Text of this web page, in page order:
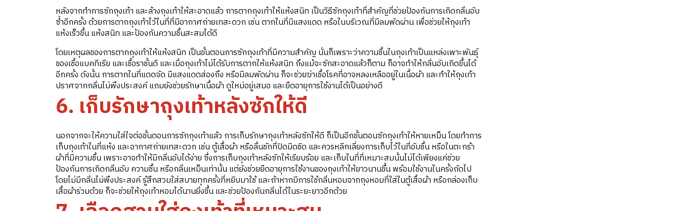
หลังจากทำการซักถุงเท้า และล้างถุงเท้าให้สะอาดแล้ว การตากถุงเท้าให้แห้งสนิท เป็นวิธีซักถุงเท้าที่สำคัญที่ช่วยป้องกันการเกิดกลิ่นอับ
ซ้ำอีกครั้ง ด้วยการตากถุงเท้าไว้ในที่ที่มีอากาศถ่ายเทสะดวก เช่น ตากในที่มีแสงแดด หรือในบริเวณที่มีลมพัดผ่าน เพื่อช่วยให้ถุงเท้า
แห้งเร็วขึ้น แห้งสนิท และป้องกันความชื้นสะสมได้ดี
โดยเหตุผลของการตากถุงเท้าให้แห้งสนิท เป็นขั้นตอนการซักถุงเท้าที่มีความสำคัญ นั่นก็เพราะว่าความชื้นในถุงเท้าเป็นแหล่งเพาะพันธุ์
ของเชื้อแบคทีเรีย และเชื้อราชั้นดี และเมื่อถุงเท้าไม่ได้รับการตากให้แห้งสนิท ถึงแม้จะซักสะอาดแล้วก็ตาม ก็อาจทำให้กลิ่นอับเกิดขึ้นได้
อีกครั้ง ดังนั้น การตากในที่แดดจัด มีแสงแดดส่องถึง หรือมีลมพัดผ่าน ก็จะช่วยฆ่าเชื้อโรคที่อาจหลงเหลืออยู่ในเนื้อผ้า และทำให้ถุงเท้า
ปราศจากกลิ่นไม่พึงประสงค์ แถมยังช่วยรักษาเนื้อผ้า ดูใหม่อยู่เสมอ และยืดอายุการใช้งานได้เป็นอย่างดี
6. เก็บรักษาถุงเท้าหลังซักให้ดี
นอกจากจะให้ความใส่ใจต่อขั้นตอนการซักถุงเท้าแล้ว การเก็บรักษาถุงเท้าหลังซักให้ดี ก็เป็นอีกขั้นตอนซักถุงเท้าให้หายเหม็น โดยทำการ
เก็บถุงเท้าในที่แห้ง และอากาศถ่ายเทสะดวก เช่น ตู้เสื้อผ้า หรือลิ้นชักที่ปิดมิดชิด และควรหลีกเลี่ยงการเก็บไว้ในที่อับชื้น หรือในตะกร้า
ผ้าที่มีความชื้น เพราะอาจทำให้มีกลิ่นอับได้ง่าย ซึ่งการเก็บถุงเท้าหลังซักให้เรียบร้อย และเก็บในที่ที่เหมาะสมนั้นไม่ได้เพียงแค่ช่วย
ป้องกันการเกิดกลิ่นอับ ความชื้น หรือกลิ่นเหม็นเท่านั้น แต่ยังช่วยยืดอายุการใช้งานของถุงเท้าให้ยาวนานขึ้น พร้อมใช้งานในครั้งถัดไป
โดยไม่มีกลิ่นไม่พึงประสงค์ รู้สึกสวมใส่สบายทุกครั้งที่หยิบมาใช้ และถ้าหากมีการใช้กลิ่นหอมจากถุงหอมที่ใส่ในตู้เสื้อผ้า หรือกล่องเก็บ
เสื้อผ้าร่วมด้วย ก็จะช่วยให้ถุงเท้าหอมได้นานยิ่งขึ้น และช่วยป้องกันกลิ่นได้ในระยะยาวอีกด้วย